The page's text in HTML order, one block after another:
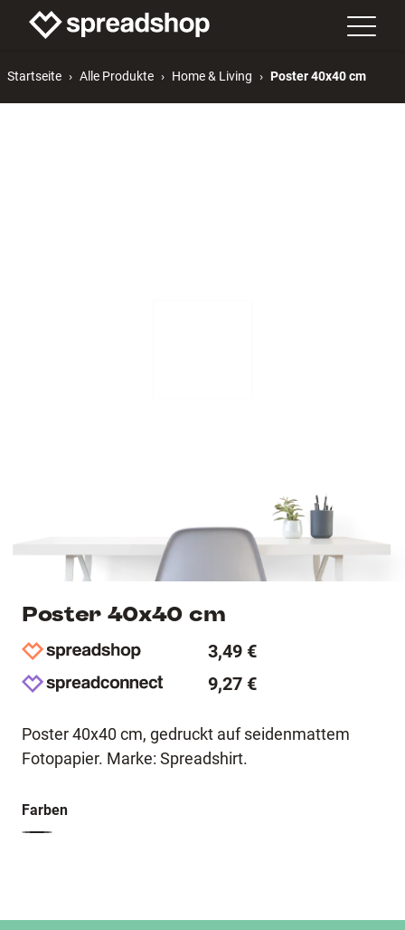
Startseite Alle Produkte Home & Living Poster 40x40 cm
Poster 40x40 cm
3,49 €
9,27 €
Poster 40x40 cm, gedruckt auf seidenmattem
Fotopapier. Marke: Spreadshirt.
Farben